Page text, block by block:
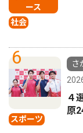
ース
社会
6
スポーツ
さ
４
原